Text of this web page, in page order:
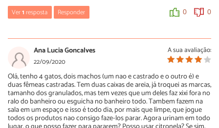
Ver1resposta Responder 0 0
19/03/2021
oi, o vinagre funcionou? já fiz a mistura (bicarbonato +água+
vinagre) e coloquei cif bloqueador de odor e mesmo assim o odor
de xixi não saiu da minha cama (box) estou desesperada, sem
saber o que fazer
0
A sua avaliação:
Ana Lucia Goncalves
22/09/2020
Olá, tenho 4 gatos, dois machos (um nao e castrado e o outro é) e
duas fêmeas castradas. Tem duas caixas de areia, já troquei as marcas,
tamanho dos granulados, mas tem vezes que um deles faz xixi fora no
ralo do banheiro ou esguicha no banheiro todo. Tambem fazem na
sala em um espaço e isso é todo dia, por mais que limpe, que jogue
todos os produtos nao consigo faze-los parar. Agora urinam em todo